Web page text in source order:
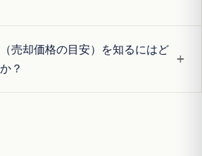
売却価格の目安）を知るにはど
？
+